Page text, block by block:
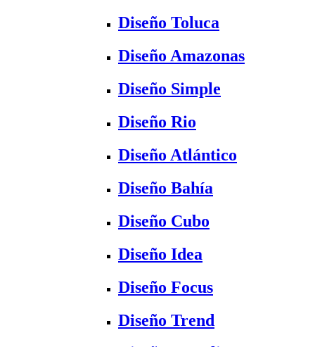
Diseño Toluca
Diseño Amazonas
Diseño Simple
Diseño Rio
Diseño Atlántico
Diseño Bahía
Diseño Cubo
Diseño Idea
Diseño Focus
Diseño Trend